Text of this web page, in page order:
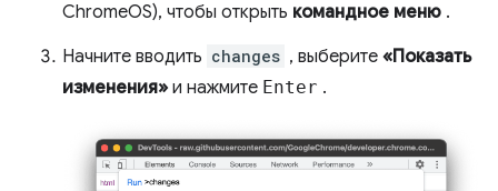
ChromeOS), чтобы открыть командное меню .
Начните вводить changes , выберите «Показать
изменения» и нажмите Enter .